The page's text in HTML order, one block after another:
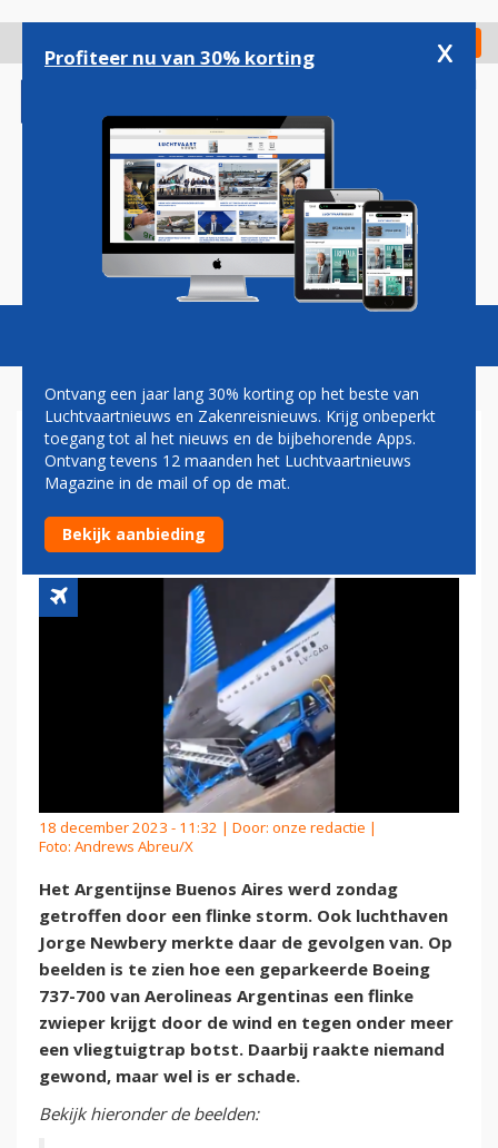
gaan
Check in
Magazine Podcasts Vacatures
IN BEELD: HARDE WIND
GEEFT ARGENTIJNSE BOEING
737 EEN SLINGER
18 december 2023 - 11:32 | Door: onze redactie |
Foto: Andrews Abreu/X
Het Argentijnse Buenos Aires werd zondag
getroffen door een flinke storm. Ook luchthaven
Jorge Newbery merkte daar de gevolgen van. Op
beelden is te zien hoe een geparkeerde Boeing
737-700 van Aerolineas Argentinas een flinke
zwieper krijgt door de wind en tegen onder meer
een vliegtuigtrap botst. Daarbij raakte niemand
gewond, maar wel is er schade.
Bekijk hieronder de beelden:
Profiteer nu van 30% korting x
Ontvang een jaar lang 30% korting op het beste van
Luchtvaartnieuws en Zakenreisnieuws. Krijg onbeperkt
toegang tot al het nieuws en de bijbehorende Apps.
Ontvang tevens 12 maanden het Luchtvaartnieuws
Magazine in de mail of op de mat.
Bekijk aanbieding